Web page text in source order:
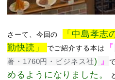
さーて、​ 今回の
「中島孝志
勤快読」
でご紹介する本は 『
著・1760円・ビジネス社) 』
めるようになりました。